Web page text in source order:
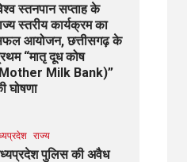
स्तनपान सप्ताह के
स्तरीय कार्यक्रम का
आयोजन, छत्तीसगढ़ के
“मातृ दूध कोष
Milk Bank)”
घोषणा
राज्य
पुलिस की अवैध